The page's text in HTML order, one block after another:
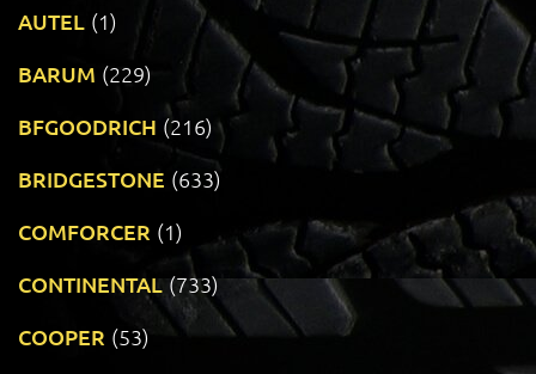
AUTEL (1)
BARUM (229)
BFGOODRICH (216)
BRIDGESTONE (633)
COMFORCER (1)
CONTINENTAL (733)
COOPER (53)